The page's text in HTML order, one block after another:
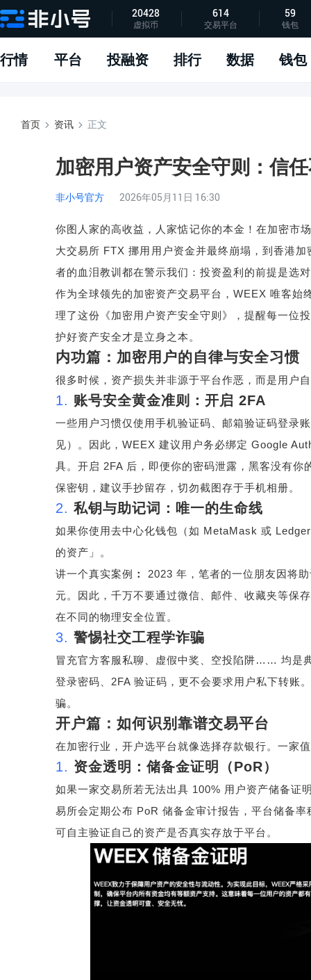
APP下载
指标说明
问题反馈
20428
虚拟币
614
交易平台
59
钱包
行情 平台 投融资 排行 数据 钱包
首页 资讯 正文
加密用户资产安全守则：信
非小号官方 2026年05月11日 16:30
你图人家的高收益，人家惦记你的本金！在加密市
大交易所 FTX挪用用户资金并最终崩塌，到香港
者的血泪教训都在警示我们：投资盈利的前提是选
作为全球领先的加密资产交易平台， WEEX 唯客始
理了这份《加密用户资产安全守则》，提醒每一位
护好资产安全才是立身之本。
内功篇：加密用户的自律与安全习惯
很多时候，资产损失并非源于平台作恶，而是用户
1. 账号安全黄金准则：开启 2FA
一些用户习惯仅使用手机验证码、邮箱验证码登录
见）。因此， WEEX 建议用户务必绑定 Google
具。开启 2FA 后，即便你的密码泄露，黑客没有
保密钥，建议手抄留存，切勿截图存于手机相册。
2. 私钥与助记词：唯一的生命线
如果你使用去中心化钱包（如 MetaMask 或 Ledger
的资产」。
讲一个真实案例
： 2023 年，笔者的一位朋友因将
元。因此，千万不要通过微信、邮件、收藏夹等保
在不同的物理安全位置。
3. 警惕社交工程学诈骗
冒充官方客服私聊、虚假中奖、空投陷阱…… 均是
登录密码、 2FA 验证码，更不会要求用户私下转账
骗。
开户篇：如何识别靠谱交易平台
在加密行业，开户选平台就像选择存款银行。一家
1. 资金透明：储备金证明（PoR）
如果一家交易所若无法出具 100% 用户资产储备证
易所会定期公布 PoR 储备金审计报告，平台储备
可自主验证自己的资产是否真实存放于平台。